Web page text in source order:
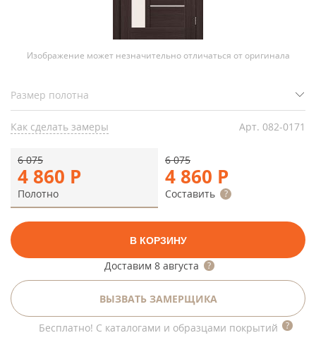
Изображение может незначительно отличаться от оригинала
Как сделать замеры Арт. 082-0171
4 860 Р
6 075
Полотно
4 860 Р
6 075
Составить
В КОРЗИНУ
Доставим 8 августа
ВЫЗВАТЬ ЗАМЕРЩИКА
Бесплатно! С каталогами и образцами покрытий